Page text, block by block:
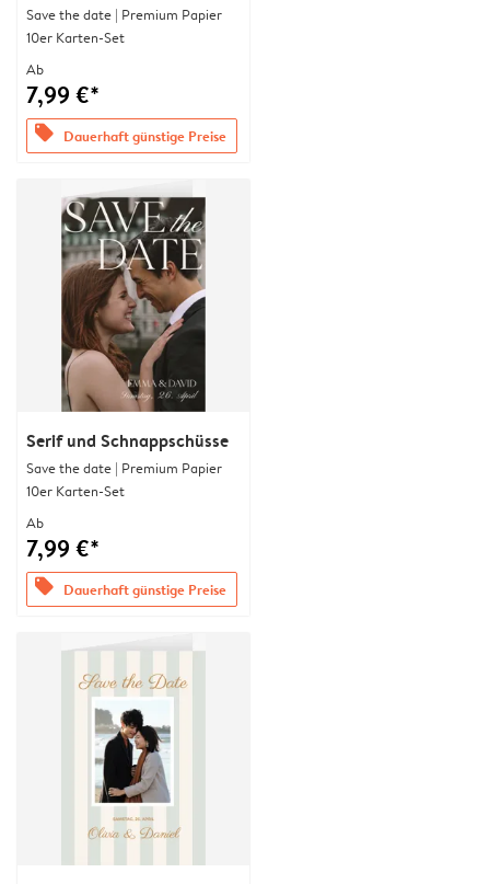
Save the date | Premium Papier
10er Karten-Set
Ab
7,99 €*
offers Dauerhaft günstige Preise
Serif und Schnappschüsse
Save the date | Premium Papier
10er Karten-Set
Ab
7,99 €*
offers Dauerhaft günstige Preise